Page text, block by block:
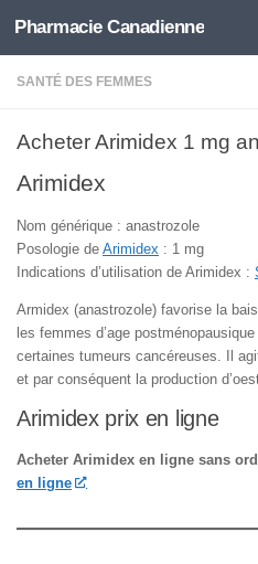
Skip to content
Pharmacie Canadienne
SANTÉ DES FEMMES
Acheter Arimidex 1 mg
Arimidex
Nom générique : anastrozole
Posologie de Arimidex : 1 mg
Indications d’utilisation de Arimidex :
Armidex (anastrozole) favorise la
les femmes d’age
certaines tumeurs cancéreuses. Il
et par conséquent la production
Arimidex prix en ligne
Acheter Arimidex en ligne sans
en ligne